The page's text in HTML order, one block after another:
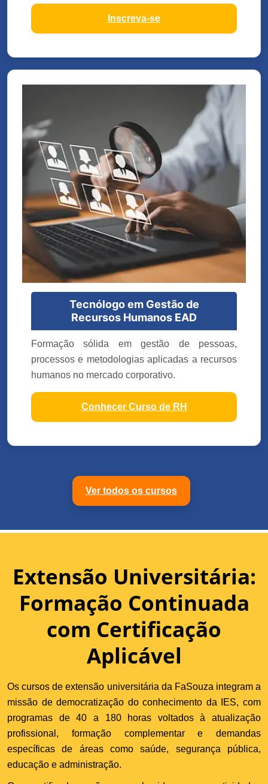
Inscreva-se
Tecnólogo em Gestão de
Recursos Humanos EAD
Formação sólida em gestão de pessoas,
processos e metodologias aplicadas a recursos
humanos no mercado corporativo.
Conhecer Curso de RH
Ver todos os cursos
Extensão Universitária:
Formação Continuada
com Certificação
Aplicável
Os cursos de extensão universitária da FaSouza integram a
missão de democratização do conhecimento da IES, com
programas de 40 a 180 horas voltados à atualização
profissional, formação complementar e demandas
específicas de áreas como saúde, segurança pública,
educação e administração.